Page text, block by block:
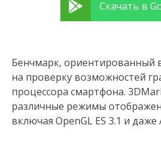
Скачать в
Бенчмарк, ориентированный
на проверку возможностей
процессора смартфона.
различные режимы
включая OpenGL ES 3.1 и даже